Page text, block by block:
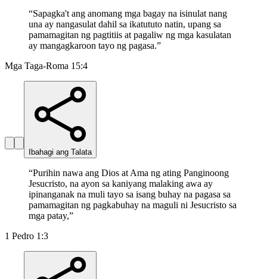
“Sapagka't ang anomang mga bagay na isinulat nang
una ay nangasulat dahil sa ikatututo natin, upang sa
pamamagitan ng pagtitiis at pagaliw ng mga kasulatan
ay mangagkaroon tayo ng pagasa.”
Mga Taga-Roma 15:4
Ibahagi ang Talata
“Purihin nawa ang Dios at Ama ng ating Panginoong
Jesucristo, na ayon sa kaniyang malaking awa ay
ipinanganak na muli tayo sa isang buhay na pagasa sa
pamamagitan ng pagkabuhay na maguli ni Jesucristo sa
mga patay,”
1 Pedro 1:3